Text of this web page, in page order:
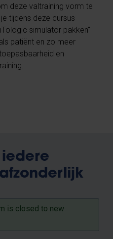
deze valtraining vorm te
tijdens deze cursus
simulator pakken"
patiënt en zo meer
en
is closed to new